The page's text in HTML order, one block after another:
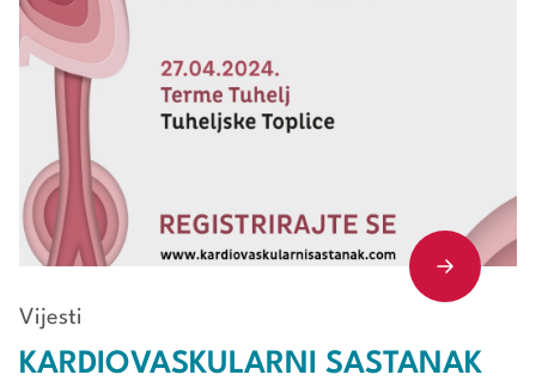
Vijesti
KARDIOVASKULARNI SASTANAK